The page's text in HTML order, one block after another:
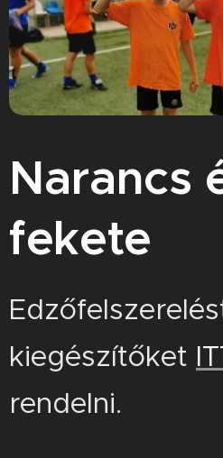
Narancs
fekete
kiegészítőket
rendelni.